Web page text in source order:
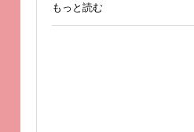
もっと読む